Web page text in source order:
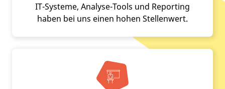
IT-Systeme, Analyse-Tools und Reporting
haben bei uns einen hohen Stellenwert.